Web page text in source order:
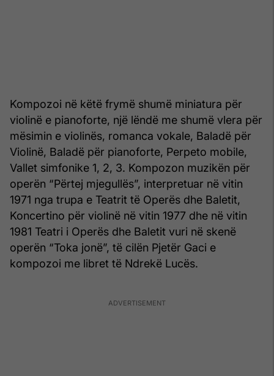
Kompozoi në këtë frymë shumë miniatura për
violinë e pianoforte, një lëndë me shumë vlera për
mësimin e violinës, romanca vokale, Baladë për
Violinë, Baladë për pianoforte, Perpeto mobile,
Vallet simfonike 1, 2, 3. Kompozon muzikën për
operën “Përtej mjegullës”, interpretuar në vitin
1971 nga trupa e Teatrit të Operës dhe Baletit,
Koncertino për violinë në vitin 1977 dhe në vitin
1981 Teatri i Operës dhe Baletit vuri në skenë
operën “Toka jonë”, të cilën Pjetër Gaci e
kompozoi me libret të Ndrekë Lucës.